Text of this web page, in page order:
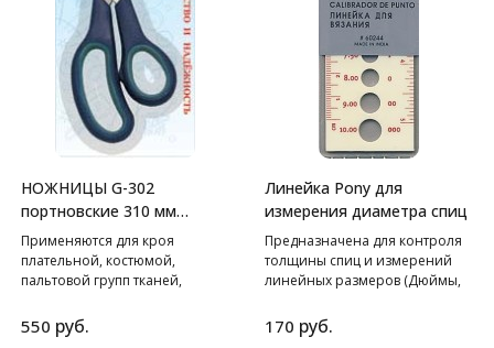
НОЖНИЦЫ G-302
портновские 310 мм
GAMMA
Применяются для кроя
плательной, костюмой,
пальтовой групп тканей,
550 руб.
Линейка Pony для
измерения диаметра спиц
Предназначена для контроля
толщины спиц и измерений
линейных размеров (Дюймы,
170 руб.